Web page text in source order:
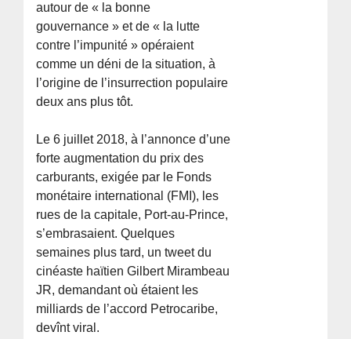
autour de « la bonne
gouvernance » et de « la lutte
contre l’impunité » opéraient
comme un déni de la situation, à
l’origine de l’insurrection populaire
deux ans plus tôt.
Le 6 juillet 2018, à l’annonce d’une
forte augmentation du prix des
carburants, exigée par le Fonds
monétaire international (FMI), les
rues de la capitale, Port-au-Prince,
s’embrasaient. Quelques
semaines plus tard, un tweet du
cinéaste haïtien Gilbert Mirambeau
JR, demandant où étaient les
milliards de l’accord Petrocaribe,
devînt viral.